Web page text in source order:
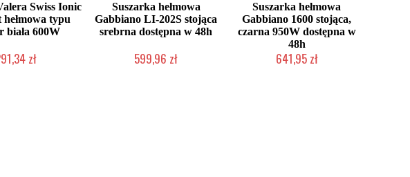
Swiss Ionic
typu
biała 600W
zł
Suszarka hełmowa
Gabbiano LI-202S stojąca
srebrna dostępna w 48h
599,96 zł
Suszarka hełmowa
Gabbiano 1600 stojąca,
czarna 950W dostępna w
48h
641,95 zł